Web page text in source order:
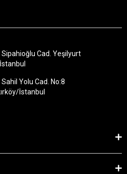
Cad. Yeşilyurt
Yolu Cad. No:8
İstanbul